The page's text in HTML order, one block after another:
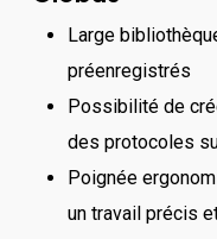
Large
préenregistrés
Possibilité de
des protocoles
Poignée
un travail précis